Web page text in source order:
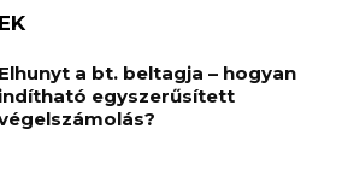
Elhunyt a bt. beltagja – hogyan
indítható egyszerűsített